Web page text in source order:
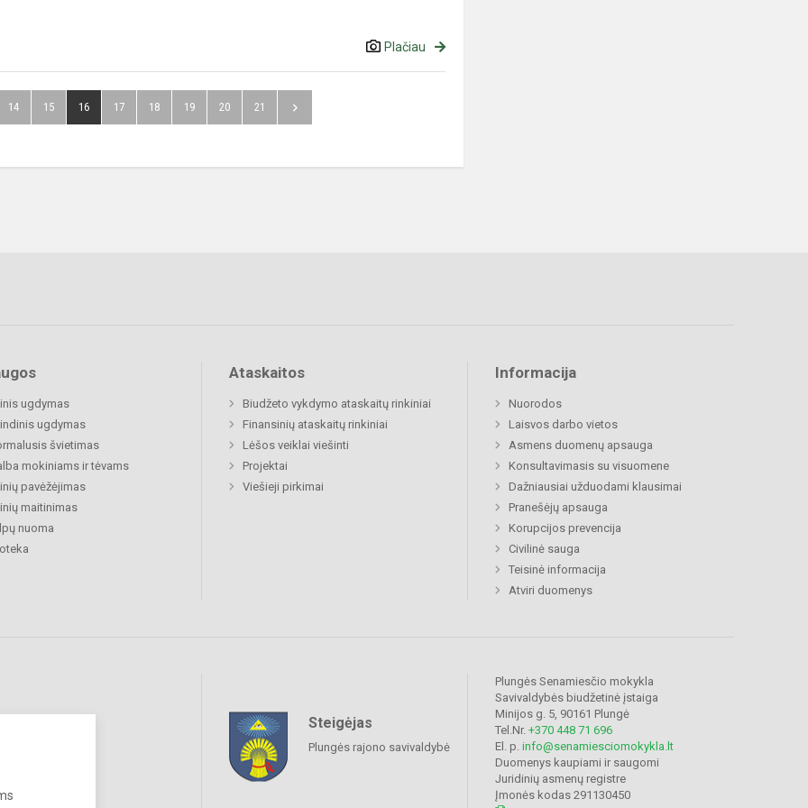
Plačiau
14 15 16 17 18 19 20 21
ugdymas
ugdymas
švietimas
mokiniams ir tėvams
pavėžėjimas
maitinimas
nuoma
Ataskaitos
Biudžeto vykdymo ataskaitų rinkiniai
Finansinių ataskaitų rinkiniai
Lėšos veiklai viešinti
Projektai
Viešieji pirkimai
Informacija
Nuorodos
Laisvos darbo vietos
Asmens duomenų apsauga
Konsultavimasis su visuomene
Dažniausiai užduodami klausimai
Pranešėjų apsauga
Korupcijos prevencija
Civilinė sauga
Teisinė informacija
Atviri duomenys
Steigėjas
Plungės rajono savivaldybė
Plungės Senamiesčio mokykla
Savivaldybės biudžetinė įstaiga
Minijos g. 5, 90161 Plungė
Tel.Nr. +370 448 71 696
El. p. info@senamiesciomokykla.lt
Duomenys kaupiami ir saugomi
Juridinių asmenų registre
Įmonės kodas 291130450